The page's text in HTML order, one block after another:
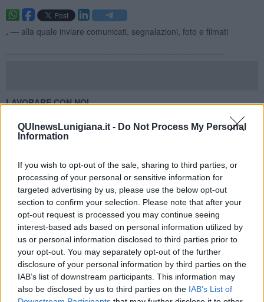
QUInewsLunigiana.it - Do Not Process My Personal
Information
If you wish to opt-out of the sale, sharing to third parties, or
processing of your personal or sensitive information for
targeted advertising by us, please use the below opt-out
section to confirm your selection. Please note that after your
opt-out request is processed you may continue seeing
interest-based ads based on personal information utilized by
us or personal information disclosed to third parties prior to
your opt-out. You may separately opt-out of the further
disclosure of your personal information by third parties on the
IAB’s list of downstream participants. This information may
also be disclosed by us to third parties on the IAB’s List of
. — alla quale inviare comunicati, segnalazioni, foto e filmati
LAVORARE CON NOI
GIORNALISTI-EDITOR e COLLABORATORI
social network e sei interessato ad entrare nel mondo del
giornalismo, i quotidiani on line QuiNews.net ti offrono la possibilità
di collaborare e di accumulare esperienza in affiancamento ad un
giornalista professionista.
Chi è interessato può inviare il proprio C.V. all'indirizzo email
direzione@quinews.net
WEB PROMOTER -AGENTI COMMERCIALI
Ricerchiamo persone da inserire nell’area commerciale del network
QuiNews che oltre ai quotidiani online propone alle imprese ed agli
enti vari servizi di comunicazione.
La figura del web promoter svolgerà un’azione di vendita e